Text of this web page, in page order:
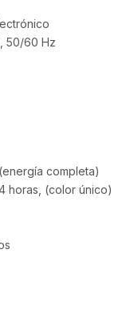
50/60 Hz
completa)
horas, (color único)